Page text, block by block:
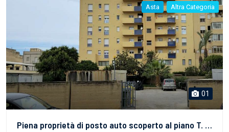
Asta Altra Categoria
01
Piena proprietà di posto auto scoperto al piano T. Il lotto è costituito da un posto auto scoperto inserito in un contesto condominiale, si presenta in discrete condizioni, col recinto del parcheggio realizzato in Cemento Armato a faccia vista, con il manto del parcheggio in asfalto, il cancello scorrevole in ferro verniciato ed un ingresso carrabile dalla Via degli Stabilimenti al n.3. La superficie è di 13 mq.